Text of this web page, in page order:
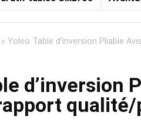
» Yoleo Table d’inversion Pliable
d’inversion
qualité/